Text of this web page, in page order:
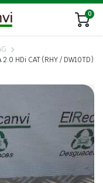
0
2.0 HDi CAT (RHY / DW10TD)